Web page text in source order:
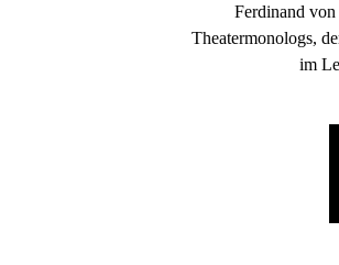
Ferdinand
Theatermonologs,
im